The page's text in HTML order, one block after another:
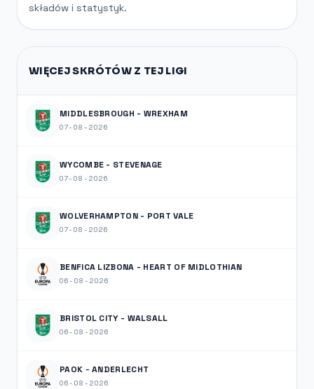
składów i statystyk.
WIĘCEJ SKRÓTÓW Z TEJ LIGI
MIDDLESBROUGH - WREXHAM
07-08-2026
WYCOMBE - STEVENAGE
07-08-2026
WOLVERHAMPTON - PORT VALE
07-08-2026
BENFICA LIZBONA - HEART OF MIDLOTHIAN
06-08-2026
BRISTOL CITY - WALSALL
06-08-2026
PAOK - ANDERLECHT
06-08-2026